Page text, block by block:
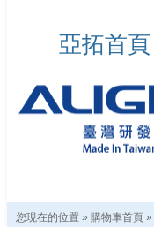
亞拓首頁
您現在的位置 » 購物車首頁 »